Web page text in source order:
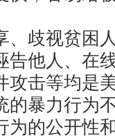
歧视贫困
告他人、在
攻击等均是
的暴力行为
为的公开性